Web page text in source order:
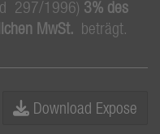
297/1996) 3% des
MwSt. beträgt.
Download Expose